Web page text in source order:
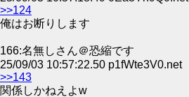
>>124
俺はお断りします
166:名無しさん＠恐縮です
25/09/03 10:57:22.50 p1fWte3V0.net
>>143
関係しかねえよw